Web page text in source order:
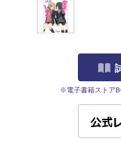
※電子書籍ストア